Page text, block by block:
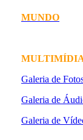
MUNDO
Galeria de
Galeria de
Galeria de